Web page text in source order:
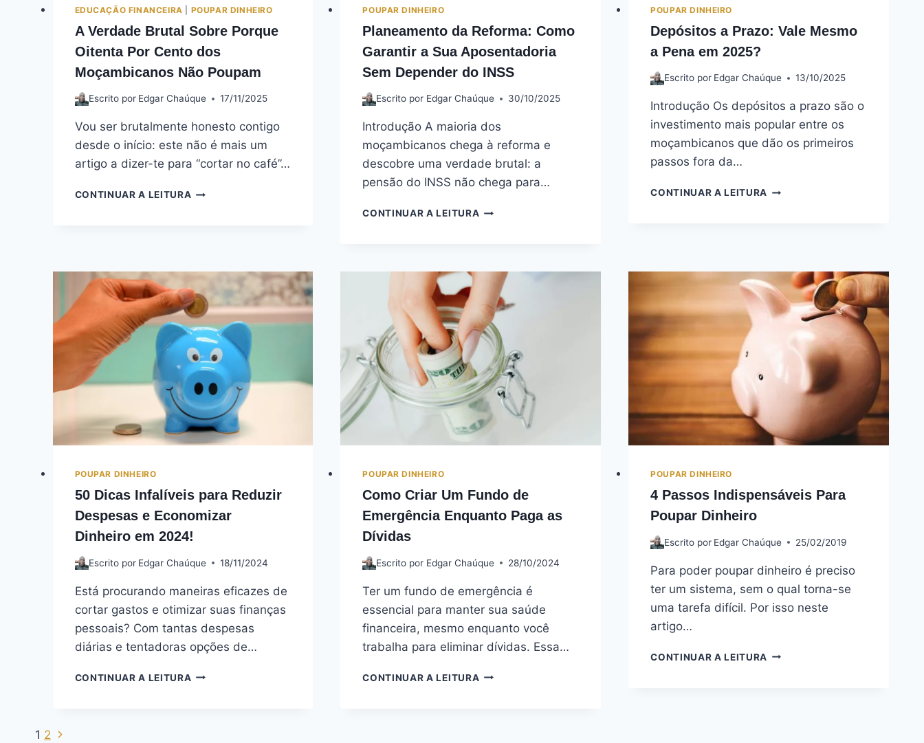
EDUCAÇÃO FINANCEIRA POUPAR DINHEIRO
A Verdade Brutal Sobre Porque
Oitenta Por Cento dos
Moçambicanos Não Poupam
Escrito por Edgar Chaúque 17/11/2025
Vou ser brutalmente honesto contigo
desde o início: este não é mais um
artigo a dizer-te para “cortar no café”…
CONTINUAR A LEITURA
POUPAR DINHEIRO
Planeamento da Reforma: Como
Garantir a Sua Aposentadoria
Sem Depender do INSS
Escrito por Edgar Chaúque 30/10/2025
Introdução A maioria dos
moçambicanos chega à reforma e
descobre uma verdade brutal: a
pensão do INSS não chega para…
CONTINUAR A LEITURA
POUPAR DINHEIRO
Depósitos a Prazo: Vale Mesmo
a Pena em 2025?
Escrito por Edgar Chaúque 13/10/2025
Introdução Os depósitos a prazo são o
investimento mais popular entre os
moçambicanos que dão os primeiros
passos fora da…
CONTINUAR A LEITURA
POUPAR DINHEIRO
50 Dicas Infalíveis para Reduzir
Despesas e Economizar
Dinheiro em 2024!
Escrito por Edgar Chaúque 18/11/2024
Está procurando maneiras eficazes de
cortar gastos e otimizar suas finanças
pessoais? Com tantas despesas
diárias e tentadoras opções de…
CONTINUAR A LEITURA
POUPAR DINHEIRO
Como Criar Um Fundo de
Emergência Enquanto Paga as
Dívidas
Escrito por Edgar Chaúque 28/10/2024
Ter um fundo de emergência é
essencial para manter sua saúde
financeira, mesmo enquanto você
trabalha para eliminar dívidas. Essa…
CONTINUAR A LEITURA
POUPAR DINHEIRO
4 Passos Indispensáveis Para
Poupar Dinheiro
Escrito por Edgar Chaúque 25/02/2019
Para poder poupar dinheiro é preciso
ter um sistema, sem o qual torna-se
uma tarefa difícil. Por isso neste
artigo…
CONTINUAR A LEITURA
1 2